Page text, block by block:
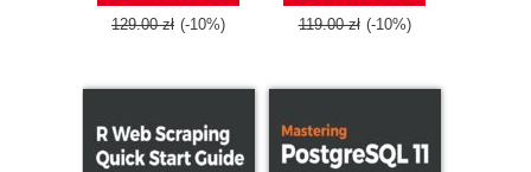
129.00 zł (-10%) 119.00 zł (-10%)